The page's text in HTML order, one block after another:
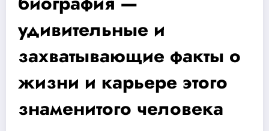
удивительные и
захватывающие факты о
жизни и карьере этого
знаменитого человека